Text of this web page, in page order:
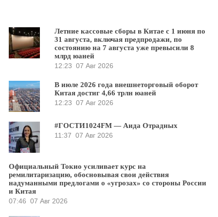
Летние кассовые сборы в Китае с 1 июня по
31 августа, включая предпродажи, по
состоянию на 7 августа уже превысили 8
млрд юаней
12:23 07 Авг 2026
В июле 2026 года внешнеторговый оборот
Китая достиг 4,66 трлн юаней
12:23 07 Авг 2026
#ГОСТИ1024FM — Аида Отрадных
11:37 07 Авг 2026
Официальный Токио усиливает курс на
ремилитаризацию, обосновывая свои действия
надуманными предлогами о «угрозах» со стороны России
и Китая
07:46 07 Авг 2026